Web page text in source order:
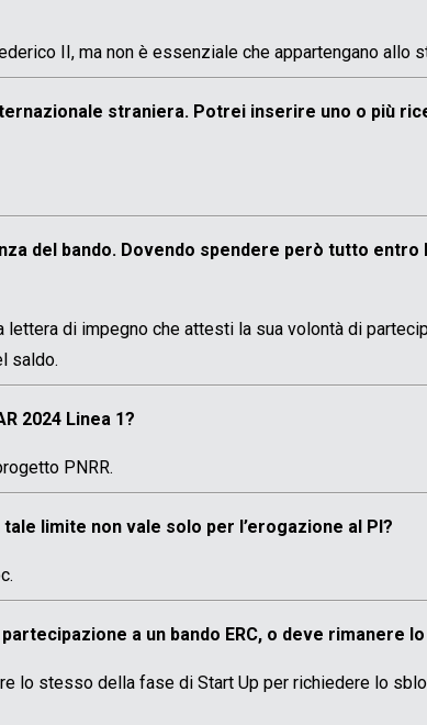
II, ma non è essenziale che appartengano allo
straniera. Potrei inserire uno o più
del bando. Dovendo spendere però tutto
di impegno che attesti la sua volontà di
saldo.
2024 Linea 1?
PNRR.
limite non vale solo per l’erogazione al PI?
a un bando ERC, o deve rimanere
lo stesso della fase di Start Up per richiedere lo